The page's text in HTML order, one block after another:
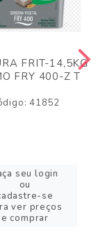
FRIT-14,5KG
FRY 400-Z T
41852
seu login
ou
se
ver preços
e comprar